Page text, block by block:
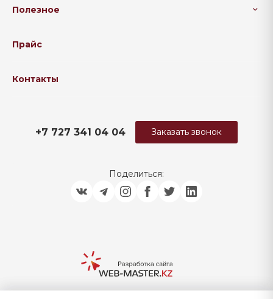
Полезное
Прайс
Контакты
+7 727 341 04 04 Заказать звонок
Поделиться: